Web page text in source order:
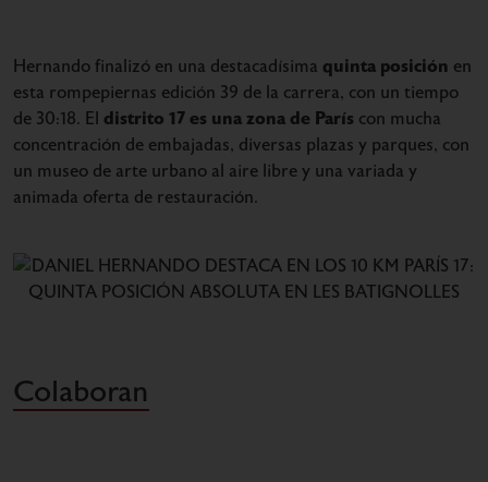
Hernando finalizó en una destacadísima quinta posición en
esta rompepiernas edición 39 de la carrera, con un tiempo
de 30:18. El distrito 17 es una zona de París con mucha
concentración de embajadas, diversas plazas y parques, con
un museo de arte urbano al aire libre y una variada y
animada oferta de restauración.
Colaboran